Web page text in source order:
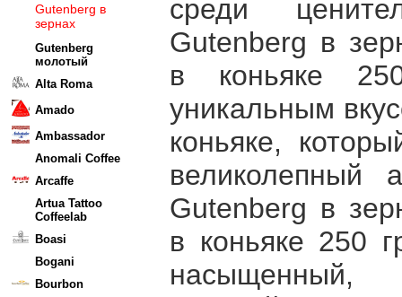
Gutenberg в
зернах
Gutenberg
молотый
Alta Roma
Amado
Ambassador
Anomali Coffee
Arcaffe
Artua Tattoo
Coffeelab
Boasi
Bogani
Bourbon
среди
Gutenberg в
в коньяке
уникальным
коньяке,
великолепный
Gutenberg в
в коньяке 250
насыщенный,